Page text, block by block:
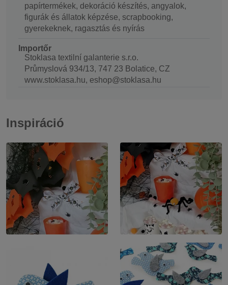
papírtermékek, dekoráció készítés, angyalok,
figurák és állatok képzése, scrapbooking,
gyerekeknek, ragasztás és nyírás
Importőr
Stoklasa textilní galanterie s.r.o.
Průmyslová 934/13, 747 23 Bolatice, CZ
www.stoklasa.hu, eshop@stoklasa.hu
Inspiráció